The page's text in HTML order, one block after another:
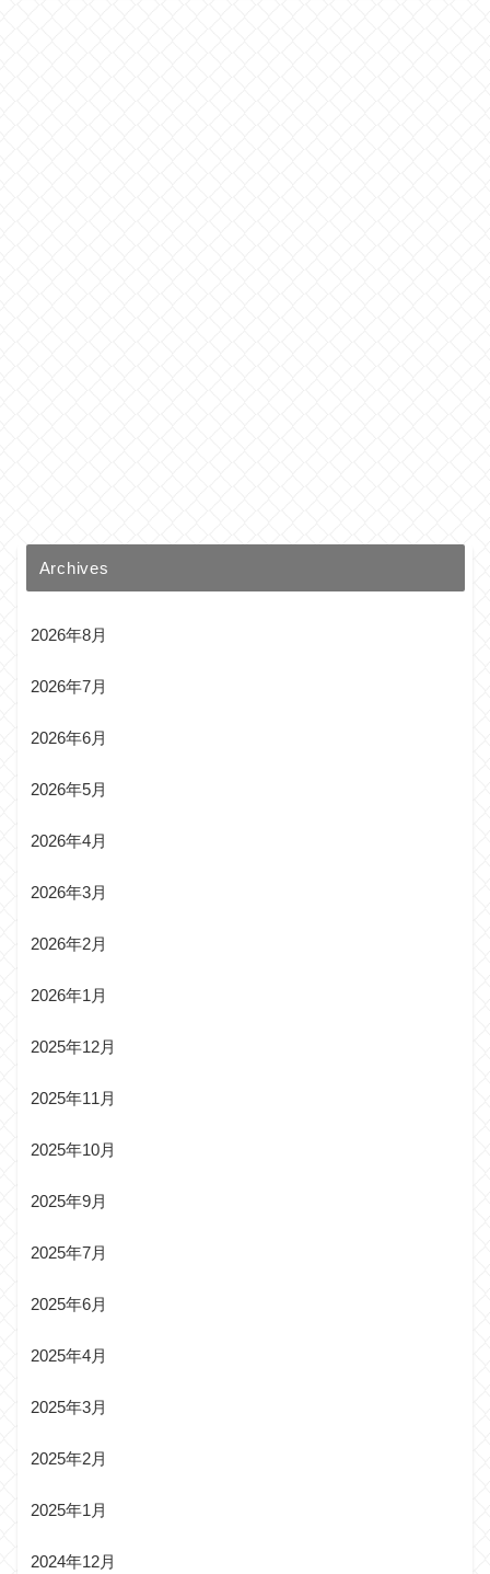
Archives
2026年8月
2026年7月
2026年6月
2026年5月
2026年4月
2026年3月
2026年2月
2026年1月
2025年12月
2025年11月
2025年10月
2025年9月
2025年7月
2025年6月
2025年4月
2025年3月
2025年2月
2025年1月
2024年12月